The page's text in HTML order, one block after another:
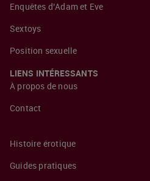
Enquêtes d’Adam et Eve
Sextoys
Position sexuelle
LIENS INTÉRESSANTS
À propos de nous
Contact
Histoire érotique
Guides pratiques